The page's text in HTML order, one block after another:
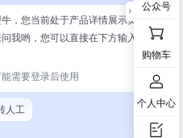
公众号
购物车
个人中心
，您当前处于产品详情展示页面，有关
我哟，您可以直接在下方输入问题开始
需要登录后使用
人工